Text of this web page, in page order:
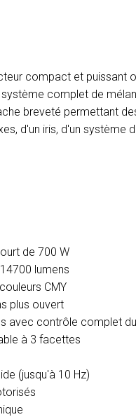
compact et puissant
complet de
breveté permettant
d'un iris, d'un système
de 700 W
lumens
CMY
plus ouvert
avec contrôle complet
à 3 facettes
(jusqu'à 10 Hz)